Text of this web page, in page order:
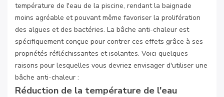
température de l'eau de la piscine, rendant la baignade
moins agréable et pouvant même favoriser la prolifération
des algues et des bactéries. La bâche anti-chaleur est
spécifiquement conçue pour contrer ces effets grâce à ses
propriétés réfléchissantes et isolantes. Voici quelques
raisons pour lesquelles vous devriez envisager d'utiliser une
bâche anti-chaleur :
Réduction de la température de l'eau